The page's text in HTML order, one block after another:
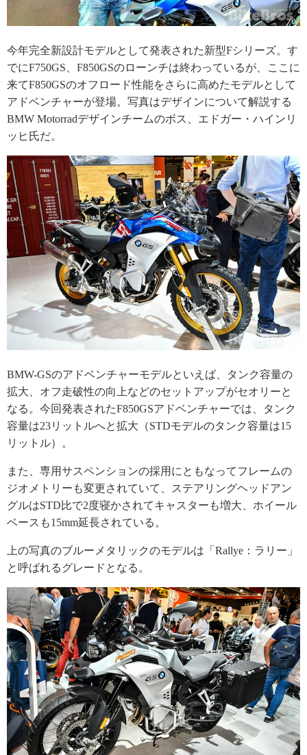
今年完全新設計モデルとして発表された新型Fシリーズ。す
でにF750GS、F850GSのローンチは終わっているが、ここに
来てF850GSのオフロード性能をさらに高めたモデルとして
アドベンチャーが登場。写真はデザインについて解説する
BMW Motorradデザインチームのボス、エドガー・ハインリ
ッヒ氏だ。
BMW-GSのアドベンチャーモデルといえば、タンク容量の
拡大、オフ走破性の向上などのセットアップがセオリーと
なる。今回発表されたF850GSアドベンチャーでは、タンク
容量は23リットルへと拡大（STDモデルのタンク容量は15
リットル）。
また、専用サスペンションの採用にともなってフレームの
ジオメトリーも変更されていて、ステアリングヘッドアン
グルはSTD比で2度寝かされてキャスターも増大、ホイール
ベースも15mm延長されている。
上の写真のブルーメタリックのモデルは「Rallye：ラリー」
と呼ばれるグレードとなる。